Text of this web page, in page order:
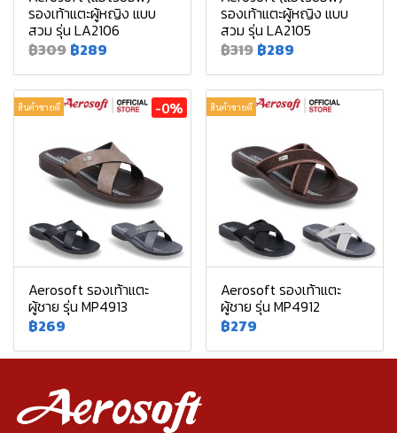
รองเท้าแตะผู้หญิง แบบ
สวม รุ่น LA2106
฿309 ฿289
รองเท้าแตะผู้หญิง แบบ
สวม รุ่น LA2105
฿319 ฿289
สินค้าขายดี -0%
Aerosoft รองเท้าแตะ
ผู้ชาย รุ่น MP4913
฿269
สินค้าขายดี
Aerosoft รองเท้าแตะ
ผู้ชาย รุ่น MP4912
฿279